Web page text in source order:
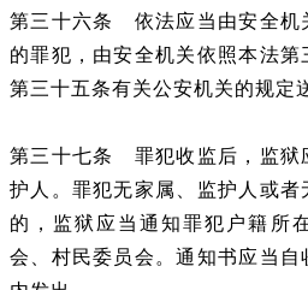
第三十六条 依法应当由安全机
的罪犯，由安全机关依照本法第
第三十五条有关公安机关的规定
第三十七条 罪犯收监后，监狱
护人。罪犯无家属、监护人或者
的，监狱应当通知罪犯户籍所
会、村民委员会。通知书应当自